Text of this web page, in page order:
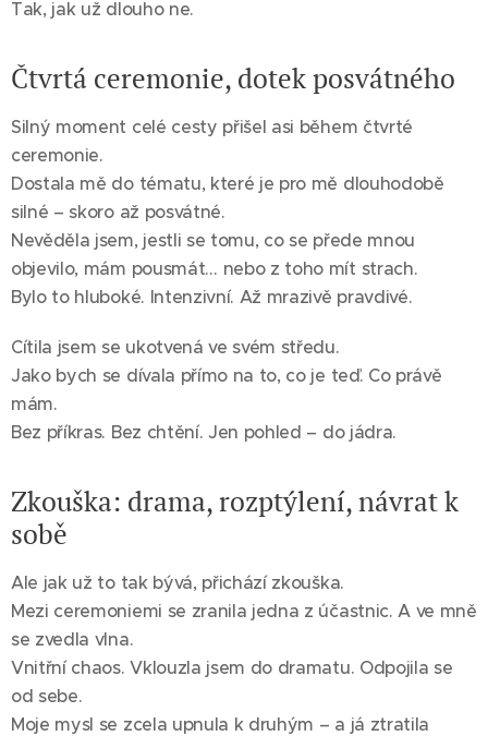
Tak, jak už dlouho ne.
Čtvrtá ceremonie, dotek posvátného
Silný moment celé cesty přišel asi během čtvrté
ceremonie.
Dostala mě do tématu, které je pro mě dlouhodobě
silné – skoro až posvátné.
Nevěděla jsem, jestli se tomu, co se přede mnou
objevilo, mám pousmát… nebo z toho mít strach.
Bylo to hluboké. Intenzivní. Až mrazivě pravdivé.
Cítila jsem se ukotvená ve svém středu.
Jako bych se dívala přímo na to, co je teď. Co právě
mám.
Bez příkras. Bez chtění. Jen pohled – do jádra.
Zkouška: drama, rozptýlení, návrat k
sobě
Ale jak už to tak bývá, přichází zkouška.
Mezi ceremoniemi se zranila jedna z účastnic. A ve mně
se zvedla vlna.
Vnitřní chaos. Vklouzla jsem do dramatu. Odpojila se
od sebe.
Moje mysl se zcela upnula k druhým – a já ztratila